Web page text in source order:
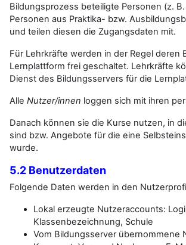
Bildungsprozess beteiligte Personen (z.
Personen aus Praktika- bzw.
und teilen diesen die Zugangsdaten mit.
Für Lehrkräfte werden in der Regel
Lernplattform frei geschaltet. Lehrkräfte
Dienst des Bildungsservers für die
Alle Nutzer/innen loggen sich mit ihren
Danach können sie die Kurse nutzen, in
sind bzw. Angebote für die eine
wurde.
5.2 Benutzerdaten
Folgende Daten werden in den
Lokal erzeugte Nutzeraccounts:
Klassenbezeichnung, Schule
Vom Bildungsserver übernommene